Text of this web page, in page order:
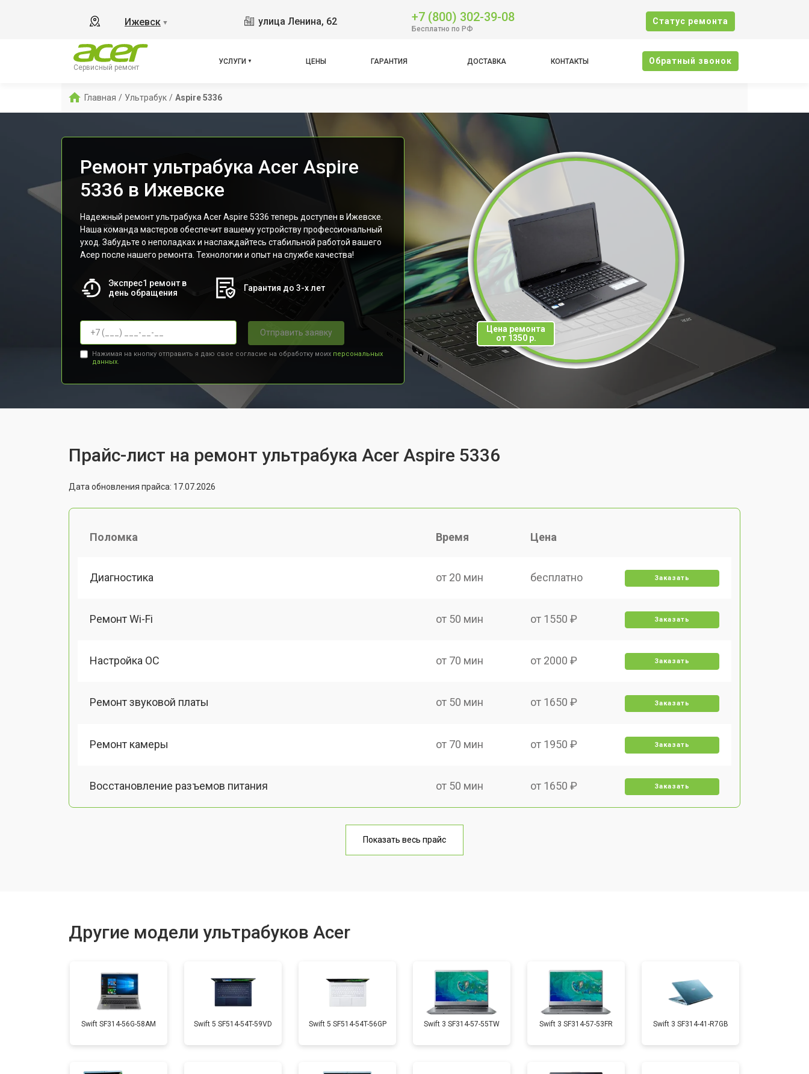
Ижевск ▼ улица Ленина, 62 +7 (800) 302-39-08
Бесплатно по РФ
Cтатус ремонта
Сервисный ремонт
УСЛУГИ ЦЕНЫ ГАРАНТИЯ ДОСТАВКА КОНТАКТЫ Oбратный звонок
Главная / Ультрабук / Aspire 5336
Ремонт ультрабука Acer Aspire
5336 в Ижевске
Надежный ремонт ультрабука Acer Aspire 5336 теперь доступен в Ижевске.
Наша команда мастеров обеспечит вашему устройству профессиональный
уход. Забудьте о неполадках и наслаждайтесь стабильной работой вашего
Асер после нашего ремонта. Технологии и опыт на службе качества!
Экспрес1 ремонт в
день обращения
Гарантия до 3-х лет
Отправить заявку
Нажимая на кнопку отправить я даю свое согласие на обработку моих персональных
данных.
Цена ремонта
от 1350 р.
Прайс-лист на ремонт ультрабука Acer Aspire 5336
Дата обновления прайса: 17.07.2026
Поломка Время Цена
Диагностика от 20 мин бесплатно Заказать
Ремонт Wi-Fi от 50 мин от 1550 ₽ Заказать
Настройка ОС от 70 мин от 2000 ₽ Заказать
Ремонт звуковой платы от 50 мин от 1650 ₽ Заказать
Ремонт камеры от 70 мин от 1950 ₽ Заказать
Восстановление разъемов питания от 50 мин от 1650 ₽ Заказать
от 70 мин
Установка видеокарты от 60 мин от 1350 ₽ Заказать
Показать весь прайс
Другие модели ультрабуков Acer
Swift SF314-56G-58AM Swift 5 SF514-54T-59VD Swift 5 SF514-54T-56GP Swift 3 SF314-57-55TW Swift 3 SF314-57-53FR Swift 3 SF314-41-R7GB